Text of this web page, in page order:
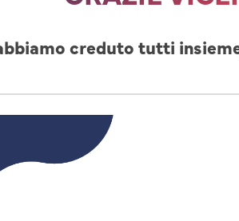
creduto tutti